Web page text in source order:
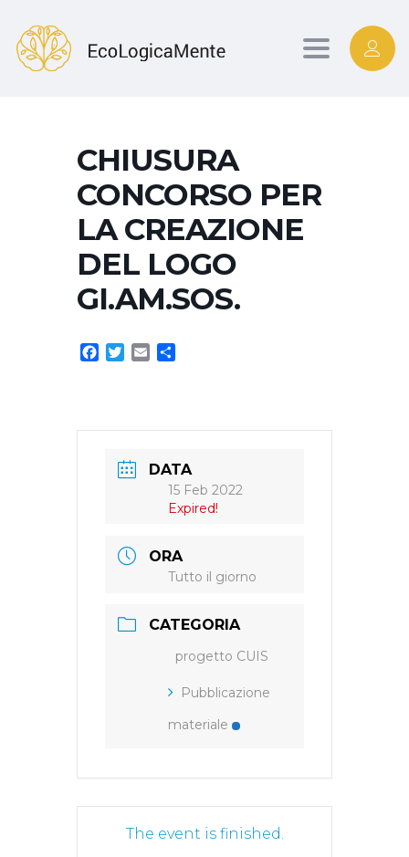
Toggle
CHIUSURA
CONCORSO PER
LA CREAZIONE
DEL LOGO
GI.AM.SOS.
Facebook
TwitterEmail
DATA
15 Feb 2022
Expired!
ORA
Tutto il giorno
CATEGORIA
progetto CUIS
Pubblicazione
materiale
The event is finished.